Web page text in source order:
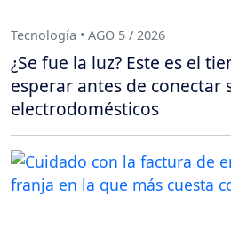
Tecnología • AGO 5 / 2026
¿Se fue la luz? Este es el
esperar antes de conectar
electrodomésticos